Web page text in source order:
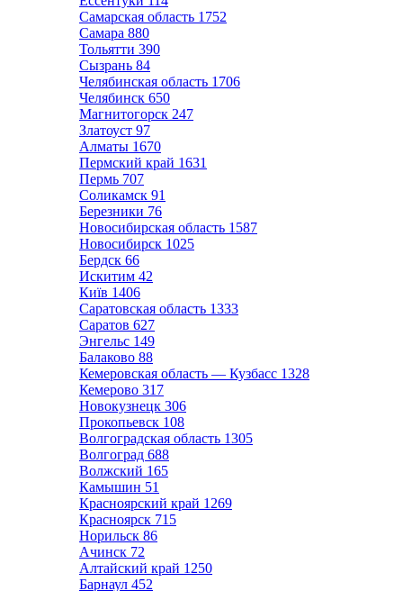
Самарская область 1752
Самара 880
Тольятти 390
Сызрань 84
Челябинская область 1706
Челябинск 650
Магнитогорск 247
Златоуст 97
Алматы 1670
Пермский край 1631
Пермь 707
Соликамск 91
Березники 76
Новосибирская область 1587
Новосибирск 1025
Бердск 66
Искитим 42
Київ 1406
Саратовская область 1333
Саратов 627
Энгельс 149
Балаково 88
Кемеровская область — Кузбасс 1328
Кемерово 317
Новокузнецк 306
Прокопьевск 108
Волгоградская область 1305
Волгоград 688
Волжский 165
Камышин 51
Красноярский край 1269
Красноярск 715
Норильск 86
Ачинск 72
Алтайский край 1250
Барнаул 452